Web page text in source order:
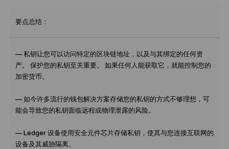
要点总结：
— 私钥让您可以访问特定的区块链地址，以及与其绑定的任何资
产。 保护您的私钥至关重要。 如果任何人能获取它，就能控制您的
加密货币。
— 如今许多流行的钱包解决方案存储您的私钥的方式不够理想，可
能会导致您的私钥面临远程或物理泄露的风险。
— Ledger 设备使用安全元件芯片存储私钥，使其与您连接互联网的
设备及其威胁隔离。